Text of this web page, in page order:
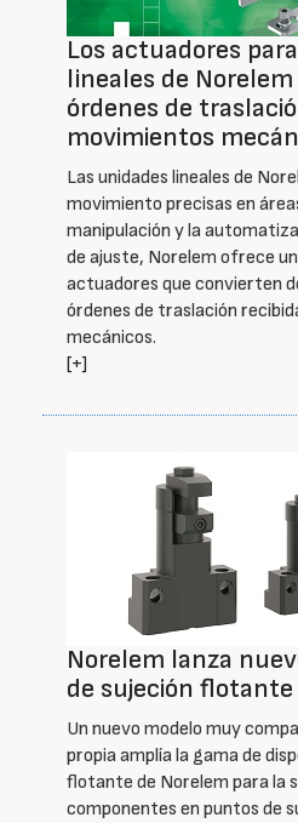
Los actuadores
lineales de
órdenes de
movimientos
Las unidades lineales de
movimiento precisas en
manipulación y la
de ajuste, Norelem ofrece
actuadores que convierten
órdenes de traslación
mecánicos.
[+]
Norelem lanza
de sujeción
Un nuevo modelo muy
propia amplía la gama de
flotante de Norelem para la
componentes en puntos de